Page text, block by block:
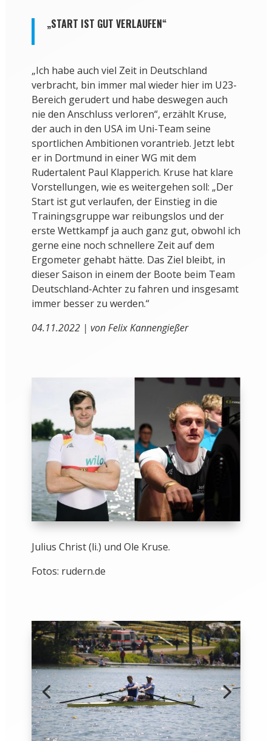
„START IST GUT VERLAUFEN“
„Ich habe auch viel Zeit in Deutschland
verbracht, bin immer mal wieder hier im U23-
Bereich gerudert und habe deswegen auch
nie den Anschluss verloren“, erzählt Kruse,
der auch in den USA im Uni-Team seine
sportlichen Ambitionen vorantrieb. Jetzt lebt
er in Dortmund in einer WG mit dem
Rudertalent Paul Klapperich. Kruse hat klare
Vorstellungen, wie es weitergehen soll: „Der
Start ist gut verlaufen, der Einstieg in die
Trainingsgruppe war reibungslos und der
erste Wettkampf ja auch ganz gut, obwohl ich
gerne eine noch schnellere Zeit auf dem
Ergometer gehabt hätte. Das Ziel bleibt, in
dieser Saison in einem der Boote beim Team
Deutschland-Achter zu fahren und insgesamt
immer besser zu werden.“
04.11.2022 | von Felix Kannengießer
Julius Christ (li.) und Ole Kruse.
Fotos: rudern.de